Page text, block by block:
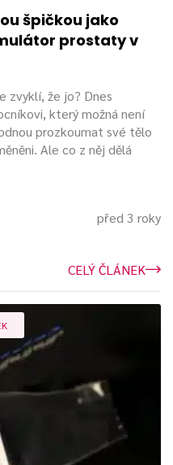
špičkou jako
prostaty v
zvyklí, že jo? Dnes
který možná není
prozkoumat své tělo
Ale co z něj dělá
před 3 roky
CELÝ ČLÁNEK